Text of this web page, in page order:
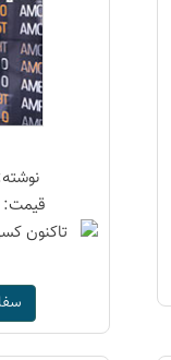
قیمت: 1450000 ریال